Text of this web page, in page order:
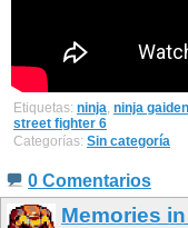
Etiquetas: ninja, ninja gaiden
street fighter 6
Categorías: Sin categoría
0 Comentarios
Memories